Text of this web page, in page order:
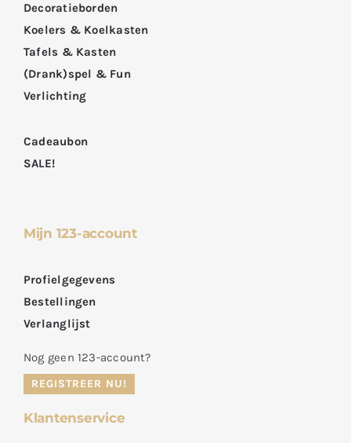
Decoratieborden
Koelers & Koelkasten
Tafels & Kasten
(Drank)spel & Fun
Verlichting
Cadeaubon
SALE!
Mijn 123-account
Profielgegevens
Bestellingen
Verlanglijst
Nog geen 123-account?
REGISTREER NU!
Klantenservice